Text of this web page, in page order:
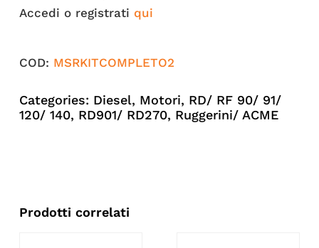
Accedi o registrati qui
COD: MSRKITCOMPLETO2
Categories: Diesel, Motori, RD/ RF 90/ 91/
120/ 140, RD901/ RD270, Ruggerini/ ACME
Prodotti correlati